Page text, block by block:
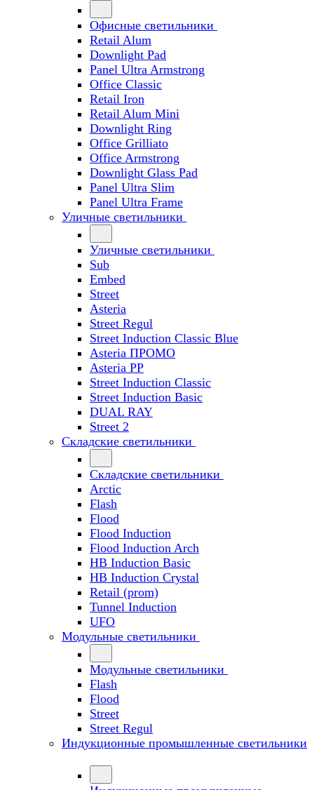
Офисные светильники
Retail Alum
Downlight Pad
Panel Ultra Armstrong
Office Classic
Retail Iron
Retail Alum Mini
Downlight Ring
Office Grilliato
Office Armstrong
Downlight Glass Pad
Panel Ultra Slim
Panel Ultra Frame
Уличные светильники
Уличные светильники
Sub
Embed
Street
Asteria
Street Regul
Street Induction Classic Blue
Asteria ПРОМО
Asteria PP
Street Induction Classic
Street Induction Basic
DUAL RAY
Street 2
Складские светильники
Складские светильники
Arctic
Flash
Flood
Flood Induction
Flood Induction Arch
HB Induction Basic
HB Induction Crystal
Retail (prom)
Tunnel Induction
UFO
Модульные светильники
Модульные светильники
Flash
Flood
Street
Street Regul
Индукционные промышленные светильники